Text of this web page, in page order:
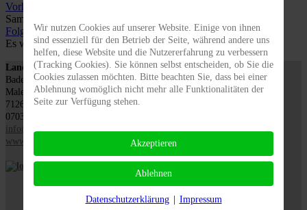
Vorheriger Tag
Samstag, 11. Oktober 2025
Folgetag
Es wurden keine Events gefunden
Landesverband für Obstbau, Garten und Landschaft
Baden-Württemberg e.V., LOGL
Malersbuckel 11
71263 Weil der Stadt
07033 / 69 23 902
info@logl-bw.de
www.logl-bw.de
Wir nutzen Cookies auf unserer Website. Einige von ihnen
sind essenziell für den Betrieb der Seite, während andere uns
helfen, diese Website und die Nutzererfahrung zu verbessern
(Tracking Cookies). Sie können selbst entscheiden, ob Sie die
Cookies zulassen möchten. Bitte beachten Sie, dass bei einer
Ablehnung womöglich nicht mehr alle Funktionalitäten der
Seite zur Verfügung stehen.
Akzeptieren
Ablehnen
Datenschutzerklärung Impressum